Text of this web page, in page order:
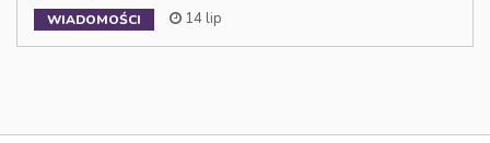
WIADOMOŚCI 14 lip